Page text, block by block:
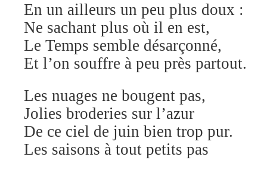
En un ailleurs un peu plus doux :
Ne sachant plus où il en est,
Le Temps semble désarçonné,
Et l’on souffre à peu près partout.
Les nuages ne bougent pas,
Jolies broderies sur l’azur
De ce ciel de juin bien trop pur.
Les saisons à tout petits pas